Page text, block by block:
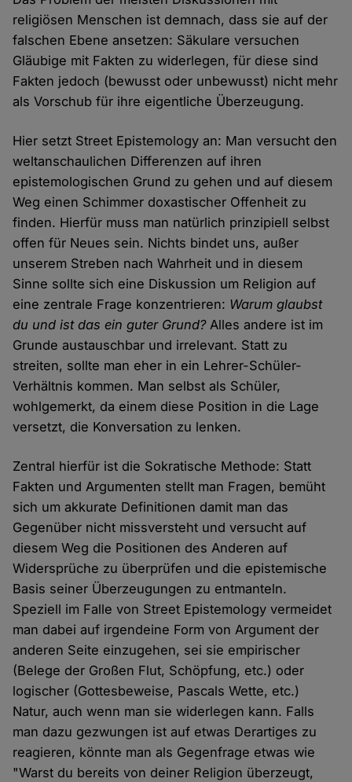
religiösen Menschen ist demnach, dass sie auf der
falschen Ebene ansetzen: Säkulare versuchen
Gläubige mit Fakten zu widerlegen, für diese sind
Fakten jedoch (bewusst oder unbewusst) nicht mehr
als Vorschub für ihre eigentliche Überzeugung.
Hier setzt Street Epistemology an: Man versucht den
weltanschaulichen Differenzen auf ihren
epistemologischen Grund zu gehen und auf diesem
Weg einen Schimmer doxastischer Offenheit zu
finden. Hierfür muss man natürlich prinzipiell selbst
offen für Neues sein. Nichts bindet uns, außer
unserem Streben nach Wahrheit und in diesem
Sinne sollte sich eine Diskussion um Religion auf
eine zentrale Frage konzentrieren: Warum glaubst
du und ist das ein guter Grund?Alles andere ist im
Grunde austauschbar und irrelevant. Statt zu
streiten, sollte man eher in ein Lehrer-Schüler-
Verhältnis kommen. Man selbst als Schüler,
wohlgemerkt, da einem diese Position in die Lage
versetzt, die Konversation zu lenken.
Zentral hierfür ist die Sokratische Methode: Statt
Fakten und Argumenten stellt man Fragen, bemüht
sich um akkurate Definitionen damit man das
Gegenüber nicht missversteht und versucht auf
diesem Weg die Positionen des Anderen auf
Widersprüche zu überprüfen und die epistemische
Basis seiner Überzeugungen zu entmanteln.
Speziell im Falle von Street Epistemology vermeidet
man dabei auf irgendeine Form von Argument der
anderen Seite einzugehen, sei sie empirischer
(Belege der Großen Flut, Schöpfung, etc.) oder
logischer (Gottesbeweise, Pascals Wette, etc.)
Natur, auch wenn man sie widerlegen kann. Falls
man dazu gezwungen ist auf etwas Derartiges zu
reagieren, könnte man als Gegenfrage etwas wie
"Warst du bereits von deiner Religion überzeugt,